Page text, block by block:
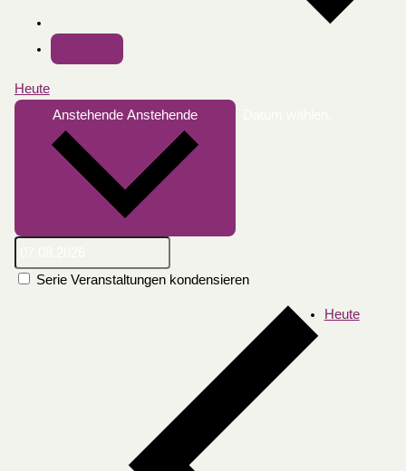
Heute
Anstehende Anstehende
Serie Veranstaltungen kondensieren
Heute